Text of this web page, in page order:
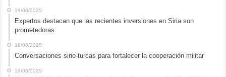
19/08/2025
Expertos destacan que las recientes inversiones en Siria son
prometedoras
19/08/2025
Conversaciones sirio-turcas para fortalecer la cooperación militar
19/08/2025